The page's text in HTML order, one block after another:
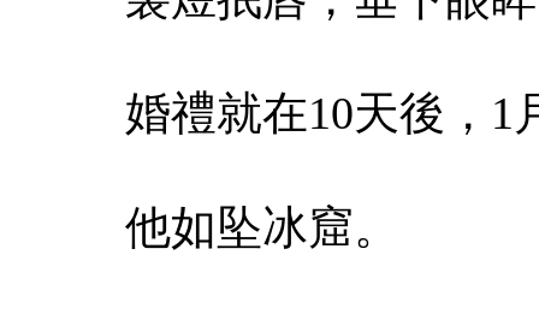
婚禮就在10天後，1
他如坠冰窟。